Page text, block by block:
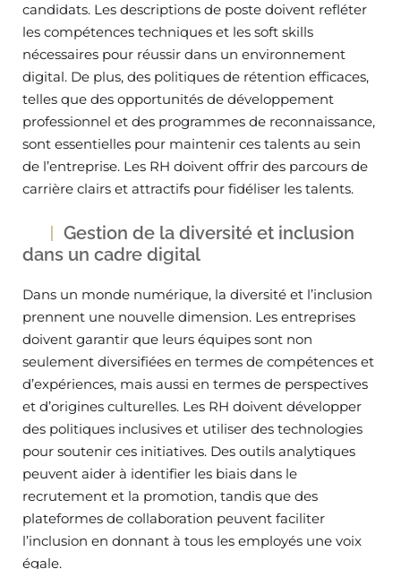
candidats. Les descriptions de poste doivent refléter
les compétences techniques et les soft skills
nécessaires pour réussir dans un environnement
digital. De plus, des politiques de rétention efficaces,
telles que des opportunités de développement
professionnel et des programmes de reconnaissance,
sont essentielles pour maintenir ces talents au sein
de l’entreprise. Les RH doivent offrir des parcours de
carrière clairs et attractifs pour fidéliser les talents.
Gestion de la diversité et inclusion
dans un cadre digital
Dans un monde numérique, la diversité et l’inclusion
prennent une nouvelle dimension. Les entreprises
doivent garantir que leurs équipes sont non
seulement diversifiées en termes de compétences et
d’expériences, mais aussi en termes de perspectives
et d’origines culturelles. Les RH doivent développer
des politiques inclusives et utiliser des technologies
pour soutenir ces initiatives. Des outils analytiques
peuvent aider à identifier les biais dans le
recrutement et la promotion, tandis que des
plateformes de collaboration peuvent faciliter
l’inclusion en donnant à tous les employés une voix
égale.